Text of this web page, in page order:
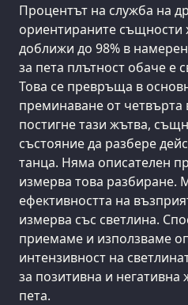
Процентът на служба на
ориентираните
доближи до 98% в
за пета плътност обаче е
Това се превръща в
преминаване от четвърта
постигне тази жътва,
състояние да разбере
танца. Няма описателен
измерва това разбиране.
ефективността на
измерва със светлина.
приемаме и използваме
интензивност на
за позитивна и
пета.